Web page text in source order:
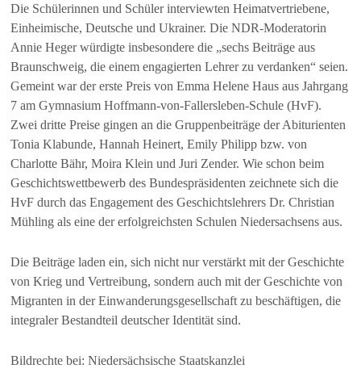
Die Schülerinnen und Schüler interviewten Heimatvertriebene,
Einheimische, Deutsche und Ukrainer. Die NDR-Moderatorin
Annie Heger würdigte insbesondere die „sechs Beiträge aus
Braunschweig, die einem engagierten Lehrer zu verdanken“ seien.
Gemeint war der erste Preis von Emma Helene Haus aus Jahrgang
7 am Gymnasium Hoffmann-von-Fallersleben-Schule (HvF).
Zwei dritte Preise gingen an die Gruppenbeiträge der Abiturienten
Tonia Klabunde, Hannah Heinert, Emily Philipp bzw. von
Charlotte Bähr, Moira Klein und Juri Zender. Wie schon beim
Geschichtswettbewerb des Bundespräsidenten zeichnete sich die
HvF durch das Engagement des Geschichtslehrers Dr. Christian
Mühling als eine der erfolgreichsten Schulen Niedersachsens aus.
Die Beiträge laden ein, sich nicht nur verstärkt mit der Geschichte
von Krieg und Vertreibung, sondern auch mit der Geschichte von
Migranten in der Einwanderungsgesellschaft zu beschäftigen, die
integraler Bestandteil deutscher Identität sind.
Bildrechte bei: Niedersächsische Staatskanzlei